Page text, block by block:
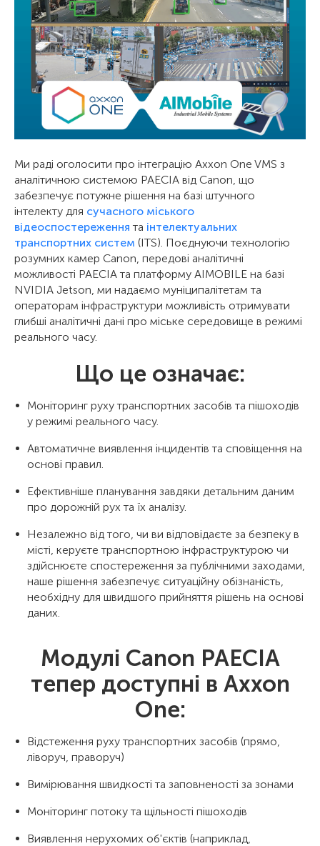
Ми раді оголосити про інтеграцію Axxon One VMS з
аналітичною системою PAECIA від Canon, що
забезпечує потужне рішення на базі штучного
інтелекту для сучасного міського
відеоспостереження та інтелектуальних
транспортних систем (ITS). Поєднуючи технологію
розумних камер Canon, передові аналітичні
можливості PAECIA та платформу AIMOBILE на базі
NVIDIA Jetson, ми надаємо муніципалітетам та
операторам інфраструктури можливість отримувати
глибші аналітичні дані про міське середовище в режимі
реального часу.
Що це означає:
Моніторинг руху транспортних засобів та пішоходів
у режимі реального часу.
Автоматичне виявлення інцидентів та сповіщення на
основі правил.
Ефективніше планування завдяки детальним даним
про дорожній рух та їх аналізу.
Незалежно від того, чи ви відповідаєте за безпеку в
місті, керуєте транспортною інфраструктурою чи
здійснюєте спостереження за публічними заходами,
наше рішення забезпечує ситуаційну обізнаність,
необхідну для швидшого прийняття рішень на основі
даних.
Модулі Canon PAECIA
тепер доступні в Axxon
One:
Відстеження руху транспортних засобів (прямо,
ліворуч, праворуч)
Вимірювання швидкості та заповненості за зонами
Моніторинг потоку та щільності пішоходів
Виявлення нерухомих об'єктів (наприклад,